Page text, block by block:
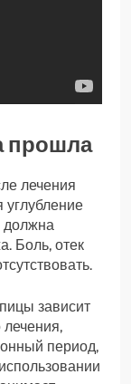
прошла
лечения
углубление
должна
Боль, отек
зависит
лечения,
период,